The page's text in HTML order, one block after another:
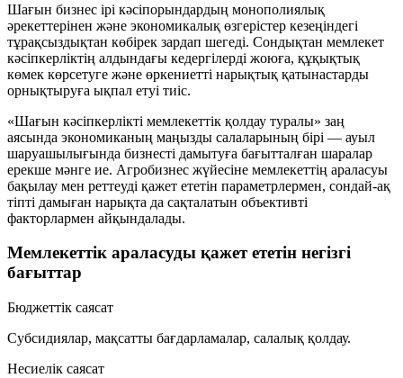
Шағын бизнес ірі кәсіпорындардың монополиялық
әрекеттерінен және экономикалық өзгерістер кезеңіндегі
тұрақсыздықтан көбірек зардап шегеді. Сондықтан мемлекет
кәсіпкерліктің алдындағы кедергілерді жоюға, құқықтық
көмек көрсетуге және өркениетті нарықтық қатынастарды
орнықтыруға ықпал етуі тиіс.
«Шағын кәсіпкерлікті мемлекеттік қолдау туралы» заң
аясында экономиканың маңызды салаларының бірі — ауыл
шаруашылығында бизнесті дамытуға бағытталған шаралар
ерекше мәнге ие. Агробизнес жүйесіне мемлекеттің араласуы
бақылау мен реттеуді қажет ететін параметрлермен, сондай-ақ
тіпті дамыған нарықта да сақталатын объективті
факторлармен айқындалады.
Мемлекеттік араласуды қажет ететін негізгі
бағыттар
Бюджеттік саясат
Субсидиялар, мақсатты бағдарламалар, салалық қолдау.
Несиелік саясат